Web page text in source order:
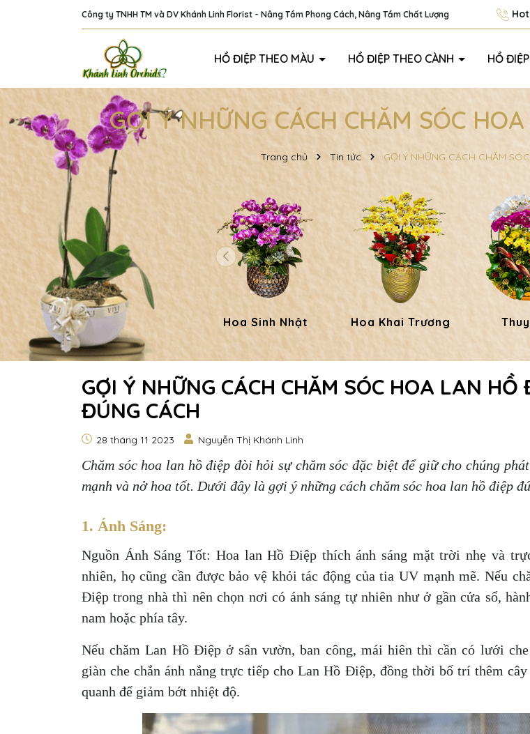
Công ty TNHH TM và DV Khánh Linh Florist - Nâng Tầm Phong Cách, Nâng Tầm Chất Lượng
HỒ ĐIỆP THEO MÀU HỒ ĐIỆP THEO CÀNH HỒ
GỢI Ý NHỮNG CÁCH CHĂM SÓC
Trang chủ Tin tức GỢI Ý NHỮNG CÁCH CHĂM
Hoa Sinh Nhật Hoa Khai Trương
GỢI Ý NHỮNG CÁCH CHĂM SÓC HOA LAN HỒ
ĐÚNG CÁCH
28 tháng 11 2023 Nguyễn Thị Khánh Linh
Chăm sóc hoa lan hồ điệp đòi hỏi sự chăm sóc đặc biệt để giữ cho chúng
mạnh và nở hoa tốt. Dưới đây là gợi ý những cách chăm sóc hoa lan hồ điệp
1. Ánh Sáng:
Nguồn Ánh Sáng Tốt: Hoa lan Hồ Điệp thích ánh sáng mặt trời nhẹ và
nhiên, họ cũng cần được bảo vệ khỏi tác động của tia UV mạnh mẽ. Nếu
Điệp trong nhà thì nên chọn nơi có ánh sáng tự nhiên như ở gần cửa sổ,
nam hoặc phía tây.
Nếu chăm Lan Hồ Điệp ở sân vườn, ban công, mái hiên thì cần có lưới che
giàn che chắn ánh nắng trực tiếp cho Lan Hồ Điệp, đồng thời bố trí thêm cây
quanh để giảm bớt nhiệt độ.